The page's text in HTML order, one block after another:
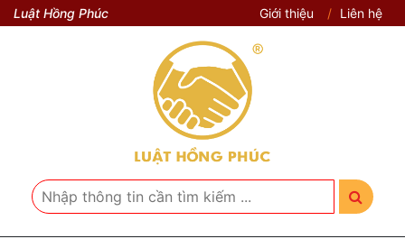
Luật Hồng Phúc Giới thiệu Liên hệ